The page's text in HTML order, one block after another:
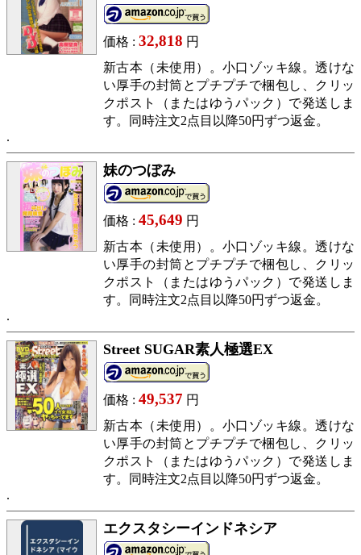
価格 : 32,818 円
新古本（未使用）。小口ゾッキ線。透けな
い厚手の封筒とプチプチで梱包し、クリッ
クポスト（またはゆうパック）で発送しま
す。同時注文2点目以降50円ずつ返金。
妹のつぼみ
価格 : 45,649 円
新古本（未使用）。小口ゾッキ線。透けな
い厚手の封筒とプチプチで梱包し、クリッ
クポスト（またはゆうパック）で発送しま
す。同時注文2点目以降50円ずつ返金。
Street SUGAR素人極選EX
価格 : 49,537 円
新古本（未使用）。小口ゾッキ線。透けな
い厚手の封筒とプチプチで梱包し、クリッ
クポスト（またはゆうパック）で発送しま
す。同時注文2点目以降50円ずつ返金。
エクスタシーインドネシア